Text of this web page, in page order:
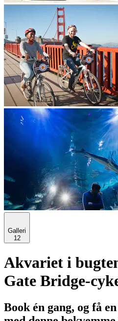
Galleri
12
Akvariet i
Gate Bridge-
Book én gang, og få